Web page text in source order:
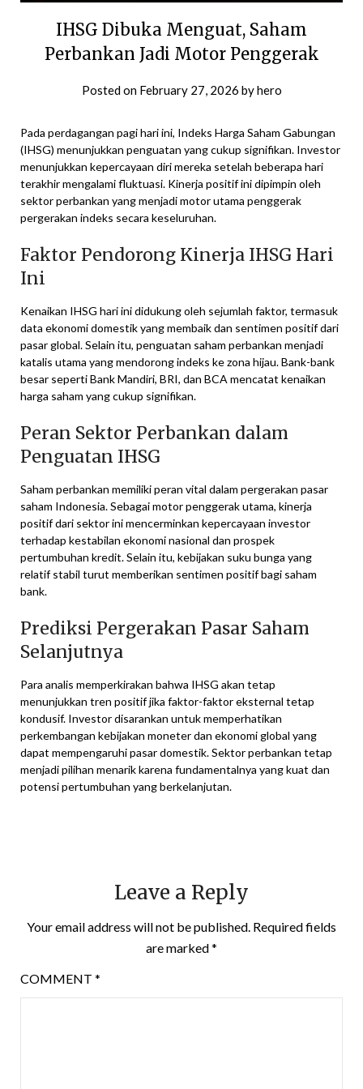
IHSG Dibuka Menguat, Saham
Perbankan Jadi Motor Penggerak
Posted on February 27, 2026 byhero
Pada perdagangan pagi hari ini, Indeks Harga Saham Gabungan
(IHSG) menunjukkan penguatan yang cukup signifikan. Investor
menunjukkan kepercayaan diri mereka setelah beberapa hari
terakhir mengalami fluktuasi. Kinerja positif ini dipimpin oleh
sektor perbankan yang menjadi motor utama penggerak
pergerakan indeks secara keseluruhan.
Faktor Pendorong Kinerja IHSG Hari
Ini
Kenaikan IHSG hari ini didukung oleh sejumlah faktor, termasuk
data ekonomi domestik yang membaik dan sentimen positif dari
pasar global. Selain itu, penguatan saham perbankan menjadi
katalis utama yang mendorong indeks ke zona hijau. Bank-bank
besar seperti Bank Mandiri, BRI, dan BCA mencatat kenaikan
harga saham yang cukup signifikan.
Peran Sektor Perbankan dalam
Penguatan IHSG
Saham perbankan memiliki peran vital dalam pergerakan pasar
saham Indonesia. Sebagai motor penggerak utama, kinerja
positif dari sektor ini mencerminkan kepercayaan investor
terhadap kestabilan ekonomi nasional dan prospek
pertumbuhan kredit. Selain itu, kebijakan suku bunga yang
relatif stabil turut memberikan sentimen positif bagi saham
bank.
Prediksi Pergerakan Pasar Saham
Selanjutnya
Para analis memperkirakan bahwa IHSG akan tetap
menunjukkan tren positif jika faktor-faktor eksternal tetap
kondusif. Investor disarankan untuk memperhatikan
perkembangan kebijakan moneter dan ekonomi global yang
dapat mempengaruhi pasar domestik. Sektor perbankan tetap
menjadi pilihan menarik karena fundamentalnya yang kuat dan
potensi pertumbuhan yang berkelanjutan.
Leave a Reply
Your email address will not be published. Required fields
are marked*
COMMENT *